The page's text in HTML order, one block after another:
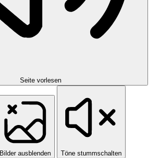
Seite vorlesen
Bilder ausblenden Töne stummschalten